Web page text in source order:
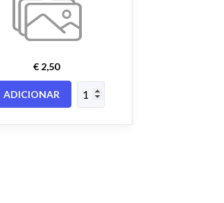
€ 2,50
ADICIONAR